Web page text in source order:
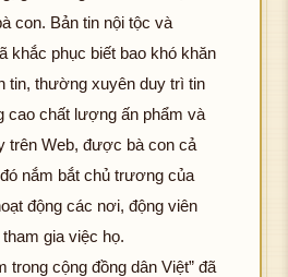
con. Bản tin nội tộc và
khắc phục biết bao khó khăn
tin, thường xuyên duy trì tin
cao chất lượng ấn phẩm và
trên Web, được bà con cả
nắm bắt chủ trương của
động các nơi, động viên
gia việc họ.
trong cộng đồng dân Việt” đã